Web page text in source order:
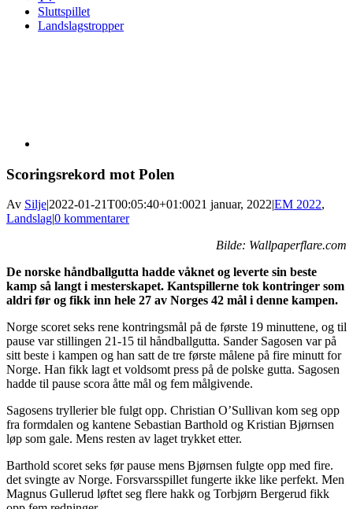
Sluttspillet
Landslagstropper
Image
Scoringsrekord mot Polen
Av Silje|2022-01-21T00:05:40+01:0021 januar, 2022|EM 2022,
Landslag|0 kommentarer
Bilde: Wallpaperflare.com
De norske håndballgutta hadde våknet og leverte sin beste
kamp så langt i mesterskapet. Kantspillerne tok kontringer som
aldri før og fikk inn hele 27 av Norges 42 mål i denne kampen.
Norge scoret seks rene kontringsmål på de første 19 minuttene, og til
pause var stillingen 21-15 til håndballgutta. Sander Sagosen var på
sitt beste i kampen og han satt de tre første målene på fire minutt for
Norge. Han fikk lagt et voldsomt press på de polske gutta. Sagosen
hadde til pause scora åtte mål og fem målgivende.
Sagosens tryllerier ble fulgt opp. Christian O’Sullivan kom seg opp
fra formdalen og kantene Sebastian Barthold og Kristian Bjørnsen
løp som gale. Mens resten av laget trykket etter.
Barthold scoret seks før pause mens Bjørnsen fulgte opp med fire.
det svingte av Norge. Forsvarsspillet fungerte ikke like perfekt. Men
Magnus Gullerud løftet seg flere hakk og Torbjørn Bergerud fikk